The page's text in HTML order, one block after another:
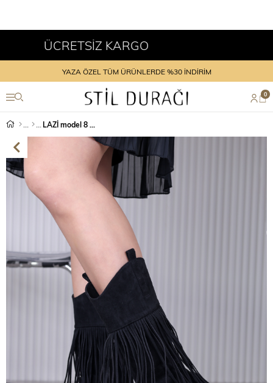
ÜCRETSİZ KARGO
YAZA ÖZEL TÜM ÜRÜNLERDE %30 İNDİRİM
0
LAZİ model 8 cm topuklu uzun çime SIY.SUET